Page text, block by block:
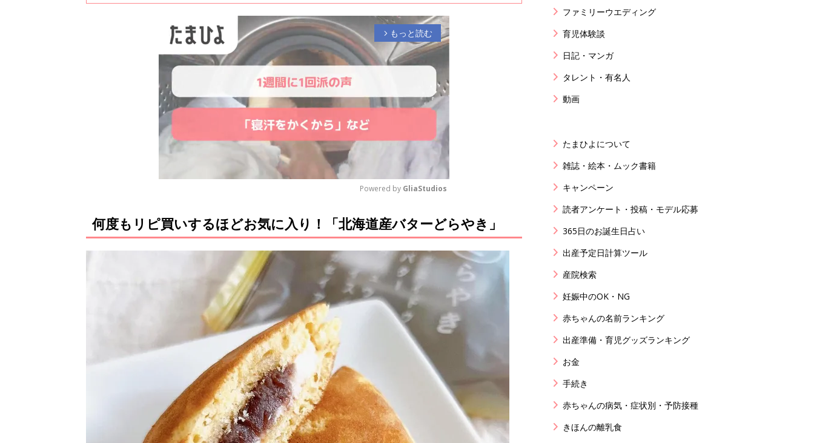
arrow_forward_ios もっと読む
M
u
t
e
Powered by GliaStudios
何度もリピ買いするほどお気に入り！「北海道産バターどらやき」
ファミリーウエディング
育児体験談
日記・マンガ
タレント・有名人
動画
たまひよについて
雑誌・絵本・ムック書籍
キャンペーン
読者アンケート・投稿・モデル応募
365日のお誕生日占い
出産予定日計算ツール
産院検索
妊娠中のOK・NG
赤ちゃんの名前ランキング
出産準備・育児グッズランキング
お金
手続き
赤ちゃんの病気・症状別・予防接種
きほんの離乳食